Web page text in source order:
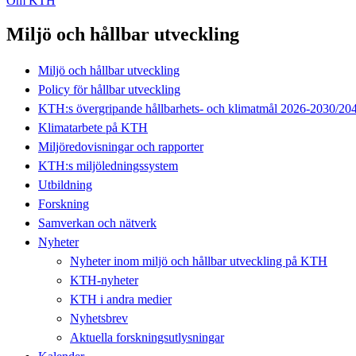
Miljö och hållbar utveckling
Miljö och hållbar utveckling
Policy för hållbar utveckling
KTH:s övergripande hållbarhets- och klimatmål 2026-2030/
Klimatarbete på KTH
Miljöredovisningar och rapporter
KTH:s miljöledningssystem
Utbildning
Forskning
Samverkan och nätverk
Nyheter
Nyheter inom miljö och hållbar utveckling på KTH
KTH-nyheter
KTH i andra medier
Nyhetsbrev
Aktuella forskningsutlysningar